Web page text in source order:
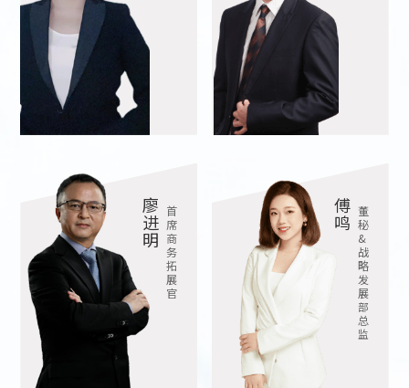
廖
进
明
首
席
商
务
拓
展
官
傅
鸣 董
秘
&
战
略
发
展
部
总
监